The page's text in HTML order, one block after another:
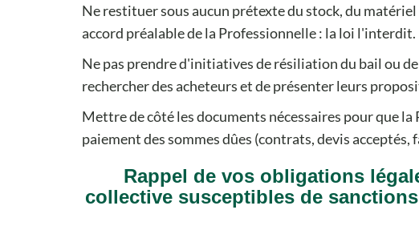
Ne restituer sous aucun prétexte du stock, du
accord préalable de la Professionnelle : la loi l'interdit.
Ne pas prendre d'initiatives de résiliation du bail ou
rechercher des acheteurs et de présenter leurs
Mettre de côté les documents nécessaires pour que
paiement des sommes dûes (contrats, devis acceptés,
Rappel de vos obligations
collective susceptibles de